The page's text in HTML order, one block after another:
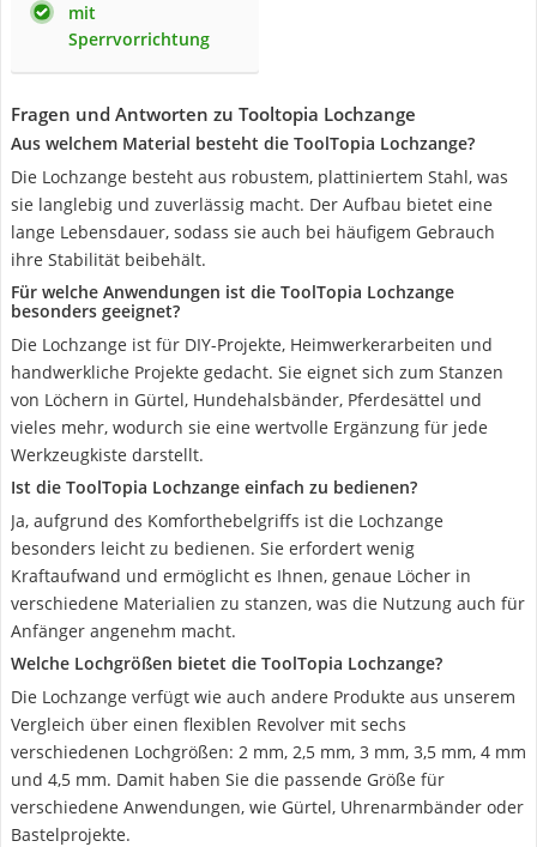
mit
Sperrvorrichtung
Fragen und Antworten zu Tooltopia Lochzange
Aus welchem Material besteht die ToolTopia Lochzange?
Die Lochzange besteht aus robustem, plattiniertem Stahl, was
sie langlebig und zuverlässig macht. Der Aufbau bietet eine
lange Lebensdauer, sodass sie auch bei häufigem Gebrauch
ihre Stabilität beibehält.
Für welche Anwendungen ist die ToolTopia Lochzange
besonders geeignet?
Die Lochzange ist für DIY-Projekte, Heimwerkerarbeiten und
handwerkliche Projekte gedacht. Sie eignet sich zum Stanzen
von Löchern in Gürtel, Hundehalsbänder, Pferdesättel und
vieles mehr, wodurch sie eine wertvolle Ergänzung für jede
Werkzeugkiste darstellt.
Ist die ToolTopia Lochzange einfach zu bedienen?
Ja, aufgrund des Komforthebelgriffs ist die Lochzange
besonders leicht zu bedienen. Sie erfordert wenig
Kraftaufwand und ermöglicht es Ihnen, genaue Löcher in
verschiedene Materialien zu stanzen, was die Nutzung auch für
Anfänger angenehm macht.
Welche Lochgrößen bietet die ToolTopia Lochzange?
Die Lochzange verfügt wie auch andere Produkte aus unserem
Vergleich über einen flexiblen Revolver mit sechs
verschiedenen Lochgrößen: 2 mm, 2,5 mm, 3 mm, 3,5 mm, 4 mm
und 4,5 mm. Damit haben Sie die passende Größe für
verschiedene Anwendungen, wie Gürtel, Uhrenarmbänder oder
Bastelprojekte.